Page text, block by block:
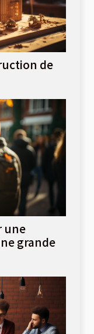
de
une
grande